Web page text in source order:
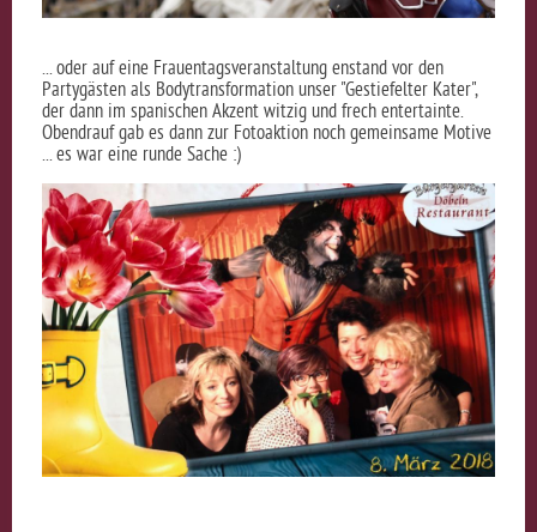
... oder auf eine Frauentagsveranstaltung enstand vor den
Partygästen als Bodytransformation unser "Gestiefelter Kater",
der dann im spanischen Akzent witzig und frech entertainte.
Obendrauf gab es dann zur Fotoaktion noch gemeinsame Motive
... es war eine runde Sache :)